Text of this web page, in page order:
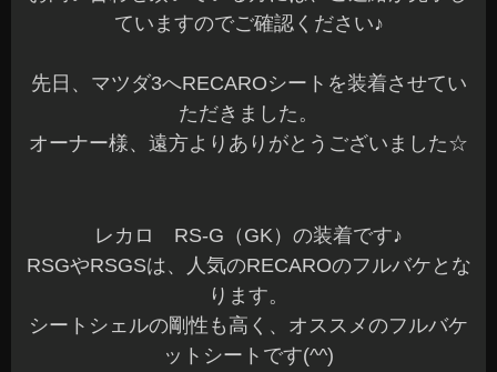
ていますのでご確認ください♪
先日、マツダ3へRECAROシートを装着させてい
ただきました。
オーナー様、遠方よりありがとうございました☆
レカロ RS-G（GK）の装着です♪
RSGやRSGSは、人気のRECAROのフルバケとな
ります。
シートシェルの剛性も高く、オススメのフルバケ
ットシートです(^^)